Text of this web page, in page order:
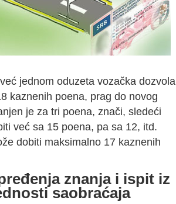
jednom oduzeta vozačka dozvola
kaznenih poena, prag do novog
je za tri poena, znači, sledeći
već sa 15 poena, pa sa 12, itd.
dobiti maksimalno 17 kaznenih
znanja i ispit iz
saobraćaja